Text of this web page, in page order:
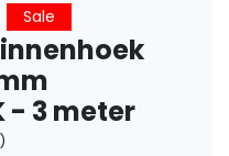
Sale
- 3 meter